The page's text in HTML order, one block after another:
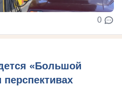
0
«Большой